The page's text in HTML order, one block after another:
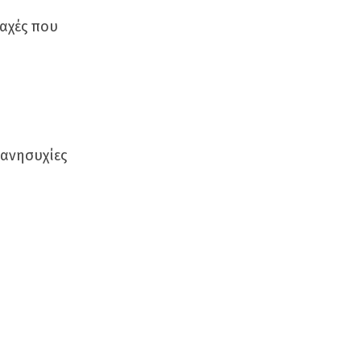
που